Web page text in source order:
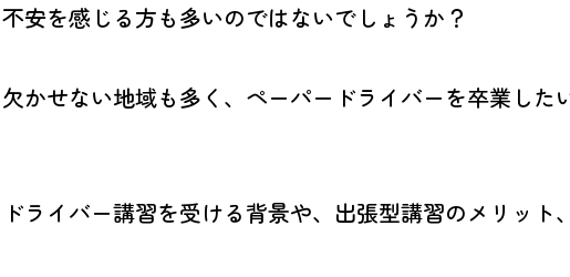
安を感じる方も多いのではないでしょうか？
かせない地域も多く、ペーパードライバーを卒業した
ライバー講習を受ける背景や、出張型講習のメリット